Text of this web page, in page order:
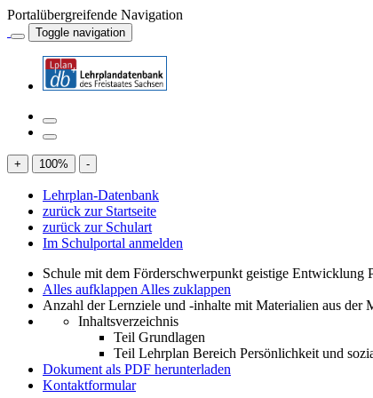
Portalübergreifende Navigation
Toggle navigation
+ 100% -
Lehrplan-Datenbank
zurück zur Startseite
zurück zur Schulart
Im Schulportal anmelden
Schule mit dem Förderschwerpunkt geistige Entwicklung
Alles aufklappen Alles zuklappen
Anzahl der Lernziele und -inhalte mit Materialien aus der
Inhaltsverzeichnis
Teil Grundlagen
Teil Lehrplan Bereich Persönlichkeit und
Dokument als PDF herunterladen
Kontaktformular